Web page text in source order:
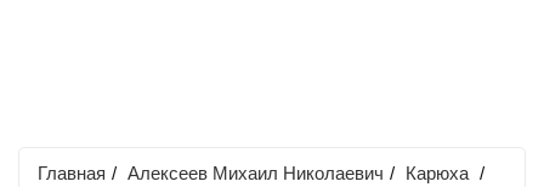
Главная / Алексеев Михаил Николаевич / Карюха /